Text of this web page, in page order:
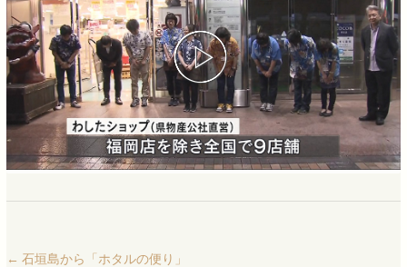
← 石垣島から「ホタルの便り」